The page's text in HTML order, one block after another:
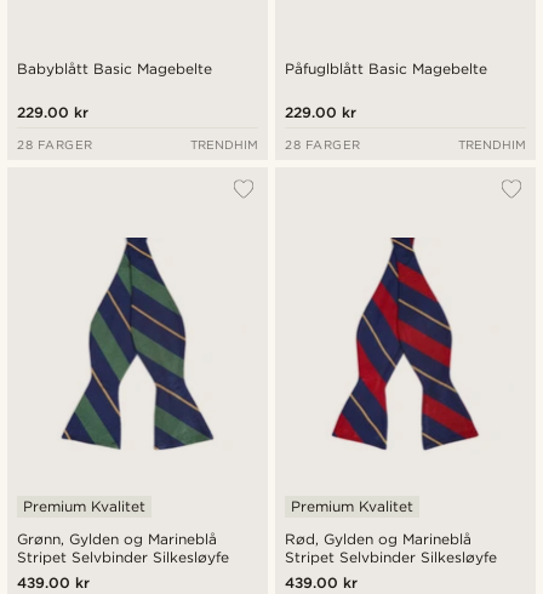
Babyblått Basic Magebelte
229.00 kr
28 FARGER TRENDHIM
Påfuglblått Basic Magebelte
229.00 kr
28 FARGER TRENDHIM
Grønn, Gylden og Marineblå
Stripet Selvbinder Silkesløyfe
Premium Kvalitet
439.00 kr
Rød, Gylden og Marineblå
Stripet Selvbinder Silkesløyfe
Premium Kvalitet
439.00 kr